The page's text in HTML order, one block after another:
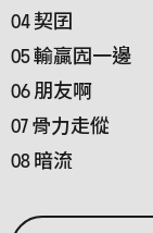
04 契囝
05 輸贏囥一邊
06 朋友啊
07 骨力走傱
08 暗流